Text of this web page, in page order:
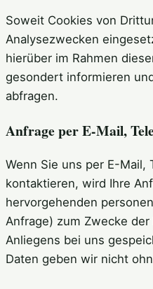
Soweit Cookies von
Analysezwecken
hierüber im Rahmen
gesondert informieren
abfragen.
Anfrage per E-Mail,
Wenn Sie uns per E-Mail,
kontaktieren, wird Ihre
hervorgehenden
Anfrage) zum Zwecke
Anliegens bei uns
Daten geben wir nicht